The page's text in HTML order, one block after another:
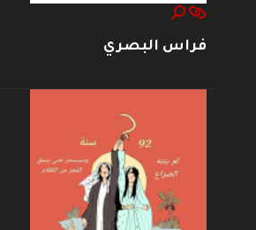
فراس البصري